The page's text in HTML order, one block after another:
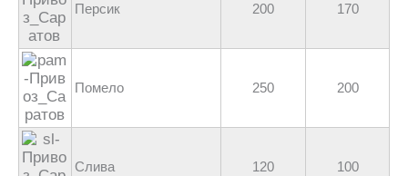
Персик 200 170
Помело 250 200
Слива 120 100